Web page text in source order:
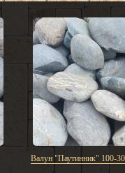
Валун "Паутинник" 100-